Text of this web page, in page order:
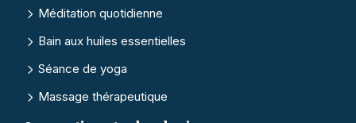
Méditation quotidienne
Bain aux huiles essentielles
Séance de yoga
Massage thérapeutique